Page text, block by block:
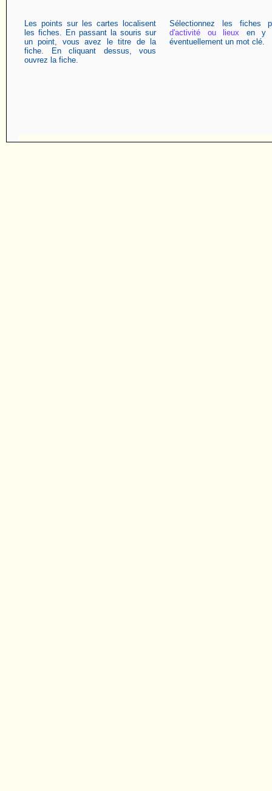
Les points sur les cartes localisent
les fiches. En passant la souris sur
un point, vous avez le titre de la
fiche. En cliquant dessus, vous
ouvrez la fiche.
Sélectionnez les fiches
d'activité ou lieux en y
éventuellement un mot clé.